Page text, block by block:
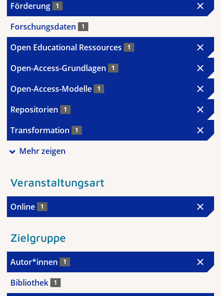
Förderung 1
Forschungsdaten 1
Open Educational Ressources 1
Open-Access-Grundlagen 1
Open-Access-Modelle 1
Repositorien 1
Transformation 1
Mehr zeigen
Veranstaltungsart
Online 1
Zielgruppe
Autor*innen 1
Bibliothek 1